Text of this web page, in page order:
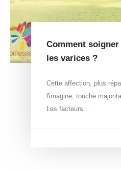
Comment
les varices ?
Cette affection, plus
l'imagine, touche
Les facteurs...